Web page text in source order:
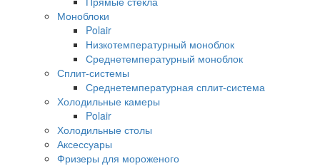
Моноблоки
Polair
Низкотемпературный моноблок
Среднетемпературный моноблок
Сплит-системы
Среднетемпературная сплит-система
Холодильные камеры
Polair
Холодильные столы
Аксессуары
Фризеры для мороженого